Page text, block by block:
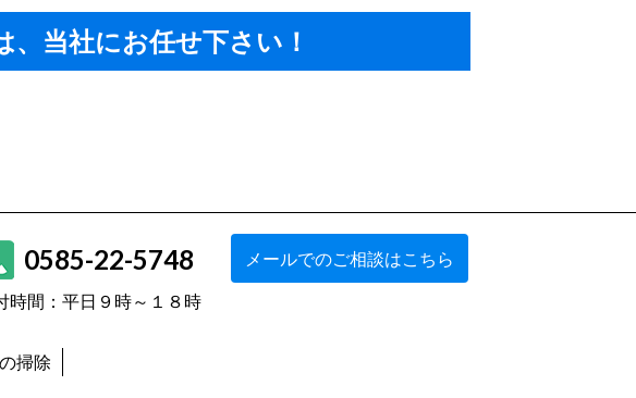
、当社にお任せ下さい！
0585-22-5748
時間：平日９時～１８時
メールでのご相談はこちら
掃除